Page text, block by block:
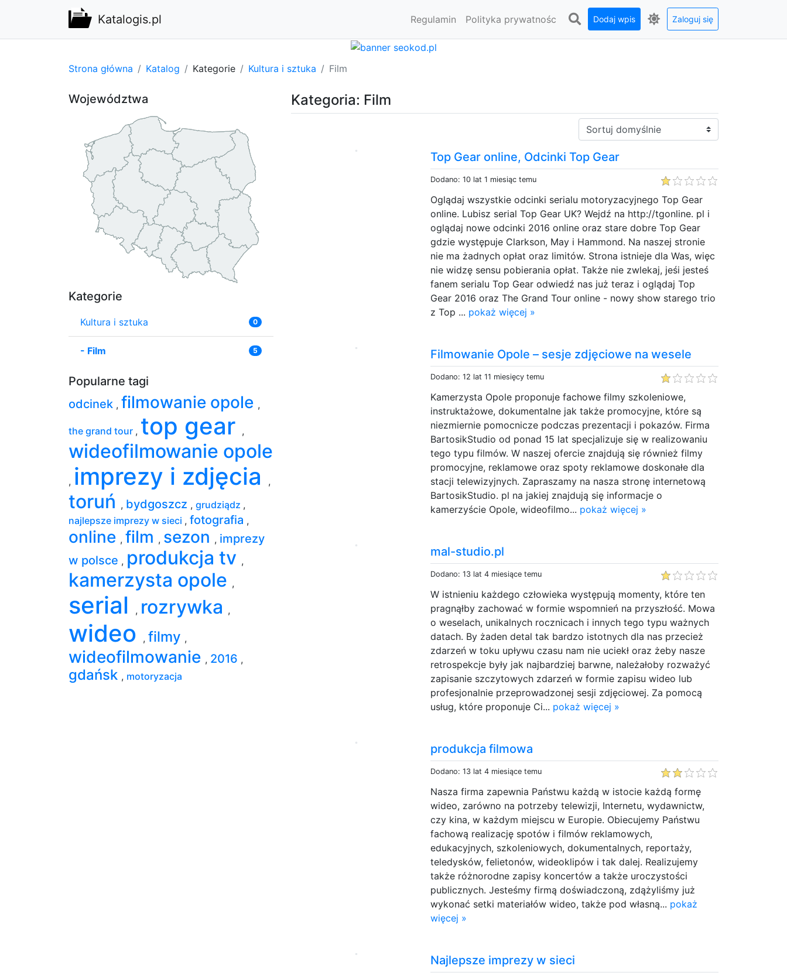
Katalogis.pl Regulamin Polityka prywatnośc Dodaj wpis Zaloguj się
Strona główna Katalog Kategorie Kultura i sztuka Film
Kategoria: Film
Sortuj:
Top Gear online, Odcinki Top Gear
Dodano: 10 lat 1 miesiąc temu
Oglądaj wszystkie odcinki serialu motoryzacyjnego Top Gear
online. Lubisz serial Top Gear UK? Wejdź na http://tgonline. pl i
oglądaj nowe odcinki 2016 online oraz stare dobre Top Gear
gdzie występuje Clarkson, May i Hammond. Na naszej stronie
nie ma żadnych opłat oraz limitów. Strona istnieje dla Was, więc
nie widzę sensu pobierania opłat. Także nie zwlekaj, jeśi jesteś
fanem serialu Top Gear odwiedź nas już teraz i oglądaj Top
Gear 2016 oraz The Grand Tour online - nowy show starego trio
z Top ... pokaż więcej »
Filmowanie Opole – sesje zdjęciowe na wesele
Dodano: 12 lat 11 miesięcy temu
Kamerzysta Opole proponuje fachowe filmy szkoleniowe,
instruktażowe, dokumentalne jak także promocyjne, które są
niezmiernie pomocnicze podczas prezentacji i pokazów. Firma
BartosikStudio od ponad 15 lat specjalizuje się w realizowaniu
tego typu filmów. W naszej ofercie znajdują się również filmy
promocyjne, reklamowe oraz spoty reklamowe doskonałe dla
stacji telewizyjnych. Zapraszamy na nasza stronę internetową
BartosikStudio. pl na jakiej znajdują się informacje o
kamerzyście Opole, wideofilmo... pokaż więcej »
mal-studio.pl
Dodano: 13 lat 4 miesiące temu
W istnieniu każdego człowieka występują momenty, które ten
pragnąłby zachować w formie wspomnień na przyszłość. Mowa
o weselach, unikalnych rocznicach i innych tego typu ważnych
datach. By żaden detal tak bardzo istotnych dla nas przecież
zdarzeń w toku upływu czasu nam nie uciekł oraz żeby nasze
retrospekcje były jak najbardziej barwne, należałoby rozważyć
zapisanie szczytowych zdarzeń w formie zapisu wideo lub
profesjonalnie przeprowadzonej sesji zdjęciowej. Za pomocą
usług, które proponuje Ci... pokaż więcej »
produkcja filmowa
Dodano: 13 lat 4 miesiące temu
Nasza firma zapewnia Państwu każdą w istocie każdą formę
wideo, zarówno na potrzeby telewizji, Internetu, wydawnictw,
czy kina, w każdym miejscu w Europie. Obiecujemy Państwu
fachową realizację spotów i filmów reklamowych,
edukacyjnych, szkoleniowych, dokumentalnych, reportaży,
teledysków, felietonów, wideoklipów i tak dalej. Realizujemy
także różnorodne zapisy koncertów a także uroczystości
publicznych. Jesteśmy firmą doświadczoną, zdążyliśmy już
wykonać setki materiałów wideo, także pod własną... pokaż
więcej »
Najlepsze imprezy w sieci
Województwa
Kategorie
Kultura i sztuka 0
- Film 5
Popularne tagi
odcinek , filmowanie opole ,
the grand tour , top gear ,
wideofilmowanie opole
, imprezy i zdjęcia ,
toruń , bydgoszcz , grudziądz ,
najlepsze imprezy w sieci , fotografia ,
online , film , sezon , imprezy
w polsce , produkcja tv ,
kamerzysta opole ,
serial , rozrywka ,
wideo , filmy ,
wideofilmowanie , 2016 ,
gdańsk , motoryzacja